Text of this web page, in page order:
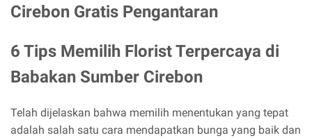
Cirebon Gratis Pengantaran
6 Tips Memilih Florist Terpercaya di
Babakan Sumber Cirebon
Telah dijelaskan bahwa memilih menentukan yang tepat
adalah salah satu cara mendapatkan bunga yang baik dan